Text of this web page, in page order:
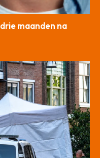
maanden na